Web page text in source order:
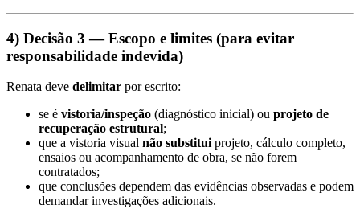
4) Decisão 3 — Escopo e limites (para evitar
responsabilidade indevida)
Renata deve delimitar por escrito:
se é vistoria/inspeção (diagnóstico inicial) ou projeto de
recuperação estrutural;
que a vistoria visual não substitui projeto, cálculo completo,
ensaios ou acompanhamento de obra, se não forem
contratados;
que conclusões dependem das evidências observadas e podem
demandar investigações adicionais.